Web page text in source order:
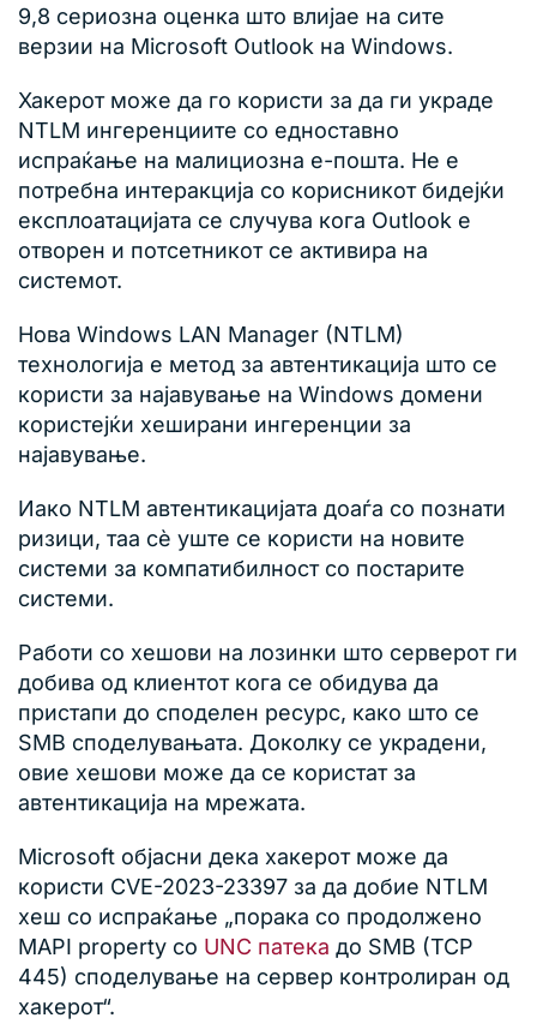
9,8 сериозна оценка што влијае на сите
верзии на Microsoft Outlook на Windows.
Хакерот може да го користи за да ги украде
NTLM ингеренциите со едноставно
испраќање на малициозна е-пошта. Не е
потребна интеракција со корисникот бидејќи
експлоатацијата се случува кога Outlook е
отворен и потсетникот се активира на
системот.
Нова Windows LAN Manager (NTLM)
технологија е метод за автентикација што се
користи за најавување на Windows домени
користејќи хеширани ингеренции за
најавување.
Иако NTLM автентикацијата доаѓа со познати
ризици, таа сè уште се користи на новите
системи за компатибилност со постарите
системи.
Работи со хешови на лозинки што серверот ги
добива од клиентот кога се обидува да
пристапи до споделен ресурс, како што се
SMB споделувањата. Доколку се украдени,
овие хешови може да се користат за
автентикација на мрежата.
Microsoft објасни дека хакерот може да
користи CVE-2023-23397 за да добие NTLM
хeш со испраќање „порака со продолжено
MAPI property со UNC патека до SMB (TCP
445) споделување на сервер контролиран од
хакерот“.